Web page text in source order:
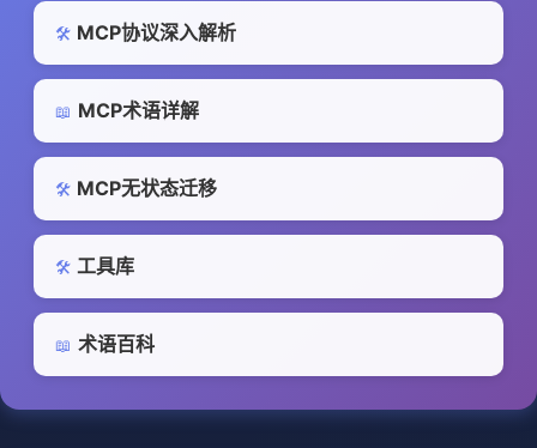
🛠️ MCP协议深入解析
📖 MCP术语详解
🛠️ MCP无状态迁移
🛠️ 工具库
📖 术语百科